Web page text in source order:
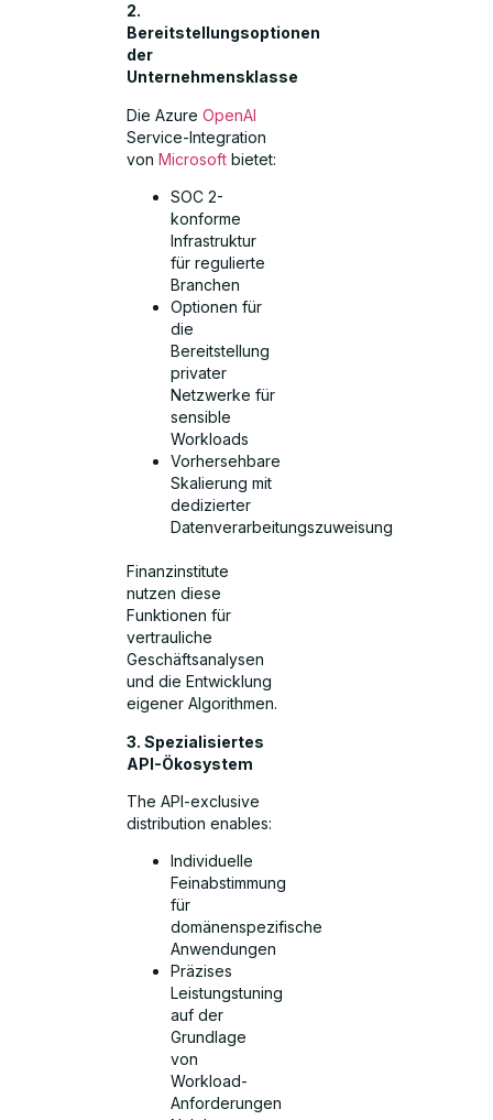
2.
Bereitstellungsoptionen
der
Unternehmensklasse
Die AzureOpenAI
Service-Integration
vonMicrosoftbietet:
SOC 2-
konforme
Infrastruktur
für regulierte
Branchen
Optionen für
die
Bereitstellung
privater
Netzwerke für
sensible
Workloads
Vorhersehbare
Skalierung mit
dedizierter
Datenverarbeitungszuweisung
Finanzinstitute
nutzen diese
Funktionen für
vertrauliche
Geschäftsanalysen
und die Entwicklung
eigener Algorithmen.
3. Spezialisiertes
API-Ökosystem
The API-exclusive
distribution enables:
Individuelle
Feinabstimmung
für
domänenspezifische
Anwendungen
Präzises
Leistungstuning
auf der
Grundlage
von
Workload-
Anforderungen